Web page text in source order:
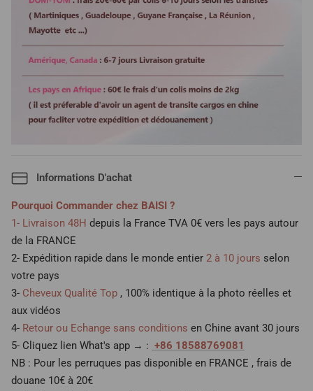
Informations D'achat
Pourquoi Commander chez BAISI ?
1- Livraison 48H depuis la France TVA 0€ vers les pays autour
de la FRANCE
2- Expédition rapide dans le monde entier 2 à 10 jours selon
votre pays
3- Cheveux Qualité Top , 100% identique à la photo réelles et
aux vidéos
4- Retour ou Echange sans conditions en Chine avant 30 jours
5- Cliquez lien What's app → : +86 18588769081
NB : Pour les perruques pas disponible en FRANCE , frais de
douane 10€ à 20€